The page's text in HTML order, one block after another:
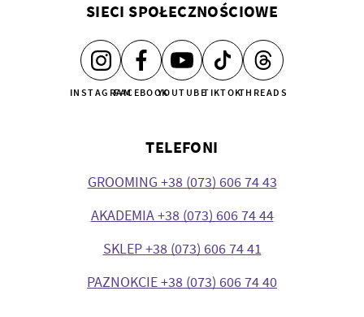
SIECI SPOŁECZNOŚCIOWE
INSTAGRAMFACEBOOKYOUTUBETIKTOKTHREADS
TELEFONI
GROOMING +38 (073) 606 74 43
AKADEMIA +38 (073) 606 74 44
SKLEP +38 (073) 606 74 41
PAZNOKCIE +38 (073) 606 74 40